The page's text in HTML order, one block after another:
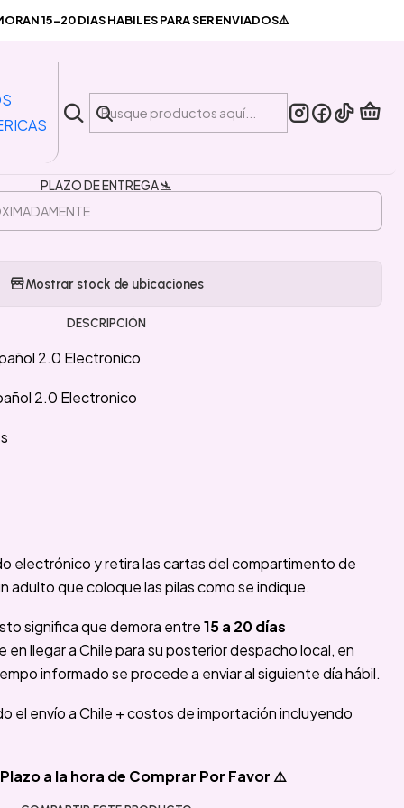
15-20 DIAS HABILES PARA SER ENVIADOS⚠️
Español 2.0 Electronico
Juego Basta Español 2.0
Electronico
PLAZO DE ENTREGA 🛬
Mostrar stock de ubicaciones
DESCRIPCIÓN
2.0 Electronico
2.0 Electronico
electrónico y retira las cartas del compartimento de
adulto que coloque las pilas como se indique.
significa que demora entre15 a 20 días
en llegar a Chile para su posterior despacho local, en
informado se procede a enviar al siguiente día hábil.
el envío a Chile + costos de importación incluyendo
a la hora de Comprar Por Favor ⚠️